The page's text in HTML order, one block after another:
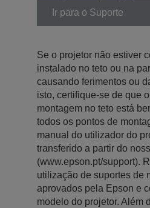
Ir para o Suporte
Se o projetor não estiver
instalado no teto ou na
causando ferimentos ou
isto, certifique-se de que
montagem no teto está
todos os pontos de
manual do utilizador do
transferido a partir do
(www.epson.pt/support).
utilização de suportes de
aprovados pela Epson e
modelo do projetor. Além